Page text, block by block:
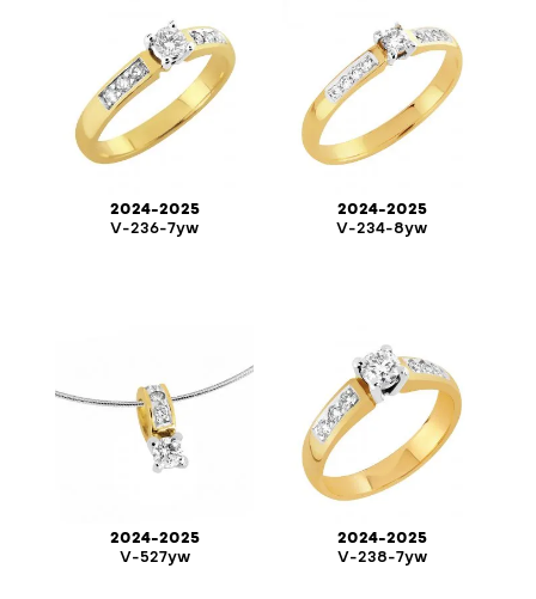
2024-2025
V-236-7yw
2024-2025
V-234-8yw
2024-2025
V-527yw
2024-2025
V-238-7yw